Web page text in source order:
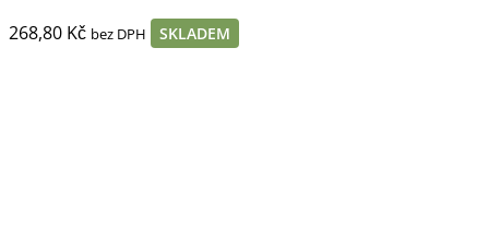
268,80 Kč bez DPH SKLADEM